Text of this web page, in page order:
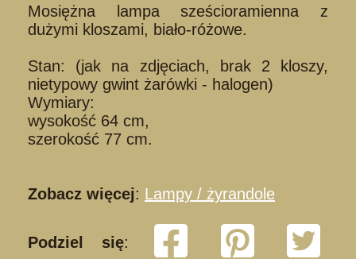
Mosiężna lampa sześcioramienna z
dużymi kloszami, biało-różowe.
Stan: (jak na zdjęciach, brak 2 kloszy,
nietypowy gwint żarówki - halogen)
Wymiary:
wysokość 64 cm,
szerokość 77 cm.
Zobacz więcej: Lampy / żyrandole
Podziel się: